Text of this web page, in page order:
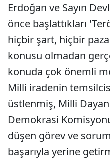
Erdoğan ve Sayın
önce başlattıkları
hiçbir şart, hiçbir
konusu olmadan
konuda çok önemli
Milli iradenin
üstlenmiş, Milli
Demokrasi
düşen görev ve
başarıyla yerine